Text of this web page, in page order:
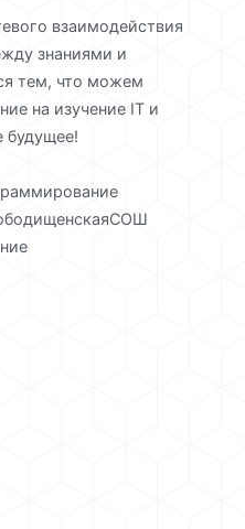
взаимодействия
знаниями и
тем, что можем
на изучение IT и
будущее!